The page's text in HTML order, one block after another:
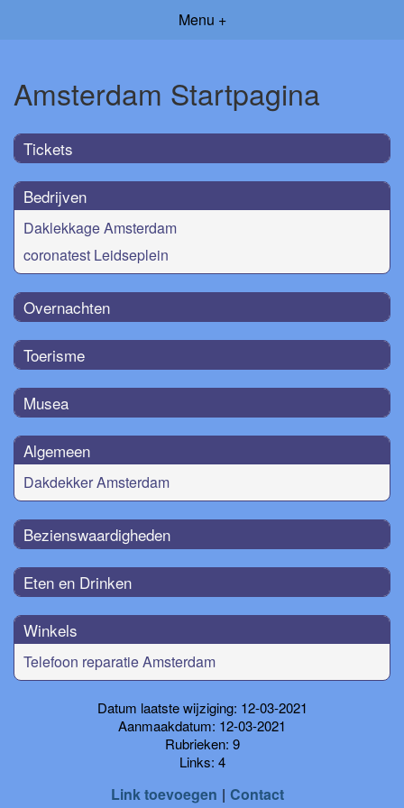
Menu +
Amsterdam Startpagina
Tickets
Bedrijven
Daklekkage Amsterdam
coronatest Leidseplein
Overnachten
Toerisme
Musea
Algemeen
Dakdekker Amsterdam
Bezienswaardigheden
Eten en Drinken
Winkels
Telefoon reparatie Amsterdam
Datum laatste wijziging: 12-03-2021
Aanmaakdatum: 12-03-2021
Rubrieken: 9
Links: 4
Link toevoegen Contact